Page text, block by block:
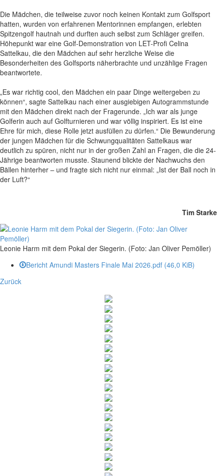
Die Mädchen, die teilweise zuvor noch keinen Kontakt zum Golfsport
hatten, wurden von erfahrenen Mentorinnen empfangen, erlebten
Spitzengolf hautnah und durften auch selbst zum Schläger greifen.
Höhepunkt war eine Golf-Demonstration von LET-Profi Celina
Sattelkau, die den Mädchen auf sehr herzliche Weise die
Besonderheiten des Golfsports näherbrachte und unzählige Fragen
beantwortete.
„Es war richtig cool, den Mädchen ein paar Dinge weitergeben zu
können“, sagte Sattelkau nach einer ausgiebigen Autogrammstunde
mit den Mädchen direkt nach der Fragerunde. „Ich war als junge
Golferin auch auf Golfturnieren und war völlig inspiriert. Es ist eine
Ehre für mich, diese Rolle jetzt ausfüllen zu dürfen.“ Die Bewunderung
der jungen Mädchen für die Schwungqualitäten Sattelkaus war
deutlich zu spüren, nicht nur in der großen Zahl an Fragen, die die 24-
Jährige beantworten musste. Staunend blickte der Nachwuchs den
Bällen hinterher – und fragte sich nicht nur einmal: „Ist der Ball noch in
der Luft?“
Tim Starke
Leonie Harm mit dem Pokal der Siegerin. (Foto: Jan Oliver Pemöller)
Bericht Amundi Masters Finale Mai 2026.pdf (46,0 KiB)
Zurück